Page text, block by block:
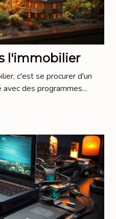
l'immobilier
c'est se procurer d'un
des programmes...